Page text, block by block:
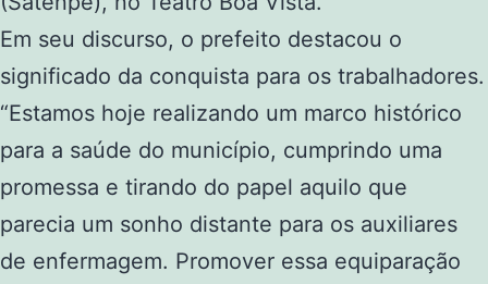
Em seu discurso, o prefeito destacou o
significado da conquista para os trabalhadores.
“Estamos hoje realizando um marco histórico
para a saúde do município, cumprindo uma
promessa e tirando do papel aquilo que
parecia um sonho distante para os auxiliares
de enfermagem. Promover essa equiparação